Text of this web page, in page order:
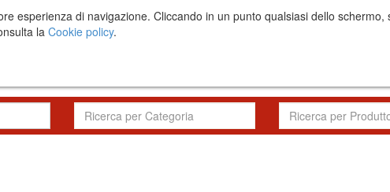
esperienza di navigazione. Cliccando in un punto qualsiasi dello
la Cookie policy.